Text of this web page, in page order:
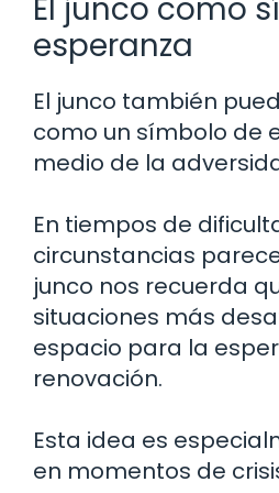
El junco como
esperanza
El junco también
como un símbolo de
medio de la
En tiempos de
circunstancias
junco nos recuerda
situaciones más
espacio para la
renovación.
Esta idea es
en momentos de